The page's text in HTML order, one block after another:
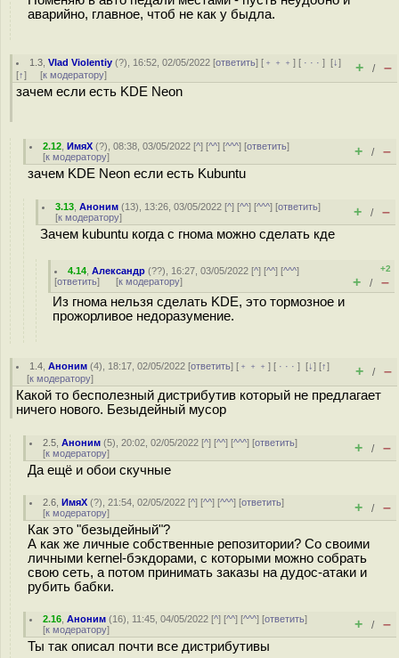
аварийно, главное, чтоб не как у быдла.
1.3 ,Vlad Violentiy (?), 16:52, 02/05/2022 [ответить] [ ﹢﹢﹢] [ · · ·][↓]
[↑] [к модератору] + / –
зачем если есть KDE Neon
2.12 ,ИмяХ (?), 08:38, 03/05/2022 [^] [^^] [^^^] [ответить]
[к модератору] + / –
зачем KDE Neon если есть Kubuntu
3.13 ,Аноним (13), 13:26, 03/05/2022 [^] [^^] [^^^] [ответить]
[к модератору] + / –
Зачем kubuntu когда с гнома можно сделать кде
4.14 ,Александр (??), 16:27, 03/05/2022 [^] [^^] [^^^]
[ответить] [к модератору]
+2
+ / –
Из гнома нельзя сделать KDE, это тормозное и
прожорливое недоразумение.
1.4 ,Аноним (4), 18:17, 02/05/2022 [ответить] [ ﹢﹢﹢] [ · · ·][↓] [↑]
[к модератору] + / –
Какой то бесполезный дистрибутив который не предлагает
ничего нового. Безыдейный мусор
2.5 ,Аноним (5), 20:02, 02/05/2022 [^] [^^] [^^^] [ответить]
[к модератору] + / –
Да ещё и обои скучные
2.6 ,ИмяХ (?), 21:54, 02/05/2022 [^] [^^] [^^^] [ответить]
[к модератору] + / –
Как это "безыдейный"?
А как же личные собственные репозитории? Со своими
личными kernel-бэкдорами, с которыми можно собрать
свою сеть, а потом принимать заказы на дудос-атаки и
рубить бабки.
2.16 ,Аноним (16), 11:45, 04/05/2022 [^] [^^] [^^^] [ответить]
[к модератору] + / –
Ты так описал почти все дистрибутивы